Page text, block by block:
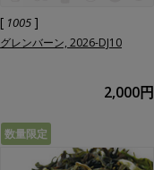
[ 1005 ]
グレンバーン, 2026-DJ10
2,000円
数量限定